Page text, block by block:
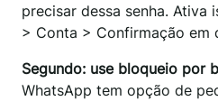
precisar dessa senha. Ativa
> Conta > Confirmação em
Segundo: use bloqueio por
WhatsApp tem opção de